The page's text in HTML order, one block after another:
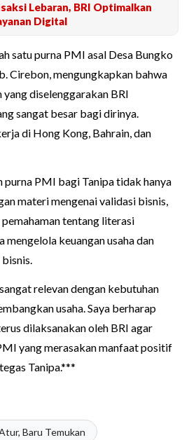
Lebaran, BRI Optimalkan
Digital
satu purna PMI asal Desa Bungko
Cirebon, mengungkapkan bahwa
diselenggarakan BRI
sangat besar bagi dirinya.
di Hong Kong, Bahrain, dan
purna PMI bagi Tanipa tidak hanya
materi mengenai validasi bisnis,
tentang literasi
mengelola keuangan usaha dan
relevan dengan kebutuhan
usaha. Saya berharap
dilaksanakan oleh BRI agar
yang merasakan manfaat positif
Tanipa.***
Baru Temukan